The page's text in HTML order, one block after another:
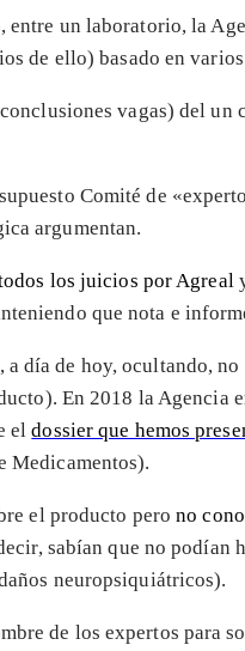
entre un laboratorio, la
de ello) basado en
vagas) del
Comité de
argumentan.
los juicios por Agreal
que nota e
día de hoy, ocultando,
En 2018 la Agencia
eldossier que hemos
Medicamentos).
el producto perono
sabían que no
neuropsiquiátricos).
de los expertos